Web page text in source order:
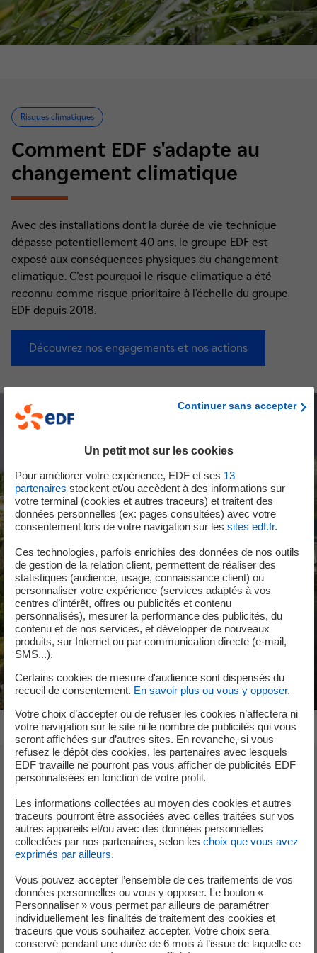
Risques climatiques
Comment EDF s'adapte au
changement climatique
Avec des installations dont la durée de vie technique
dépasse potentiellement 40 ans, le groupe EDF est
exposé aux conséquences physiques du changement
climatique. C’est pourquoi le risque climatique a été
reconnu comme risque prioritaire à l’échelle du groupe
EDF depuis 2018.
Découvrez nos engagements et nos actions
Gestion intégrée et durable de l'eau
Restitution de l’eau prélevée
pour nos moyens de
production
L’eau douce est un enjeu vital pour les écosystèmes et
essentiel pour de nombreuses activités anthropiques.
L’eau est une ressource essentielle aux activités du groupe
Continuer sans accepter
Un petit mot sur les cookies
Pour améliorer votre expérience, EDF et ses 13
partenaires stockent et/ou accèdent à des informations sur
votre terminal (cookies et autres traceurs) et traitent des
données personnelles (ex: pages consultées) avec votre
consentement lors de votre navigation sur les sites edf.fr.
Ces technologies, parfois enrichies des données de nos outils
de gestion de la relation client, permettent de réaliser des
statistiques (audience, usage, connaissance client) ou
personnaliser votre expérience (services adaptés à vos
centres d’intérêt, offres ou publicités et contenu
personnalisés), mesurer la performance des publicités, du
contenu et de nos services, et développer de nouveaux
produits, sur Internet ou par communication directe (e-mail,
SMS...).
Certains cookies de mesure d'audience sont dispensés du
recueil de consentement. En savoir plus ou vous y opposer.
Votre choix d’accepter ou de refuser les cookies n’affectera ni
votre navigation sur le site ni le nombre de publicités qui vous
seront affichées sur d’autres sites. En revanche, si vous
refusez le dépôt des cookies, les partenaires avec lesquels
EDF travaille ne pourront pas vous afficher de publicités EDF
personnalisées en fonction de votre profil.
Les informations collectées au moyen des cookies et autres
traceurs pourront être associées avec celles traitées sur vos
autres appareils et/ou avec des données personnelles
collectées par nos partenaires, selon les choix que vous avez
exprimés par ailleurs.
Vous pouvez accepter l’ensemble de ces traitements de vos
données personnelles ou vous y opposer. Le bouton «
Personnaliser » vous permet par ailleurs de paramétrer
individuellement les finalités de traitement des cookies et
traceurs que vous souhaitez accepter. Votre choix sera
conservé pendant une durée de 6 mois à l’issue de laquelle ce